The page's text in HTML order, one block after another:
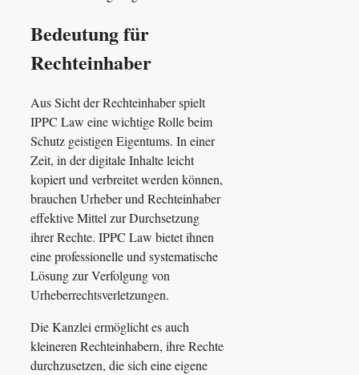
Bedeutung für
Rechteinhaber
Aus Sicht der Rechteinhaber spielt
IPPC Law eine wichtige Rolle beim
Schutz geistigen Eigentums. In einer
Zeit, in der digitale Inhalte leicht
kopiert und verbreitet werden können,
brauchen Urheber und Rechteinhaber
effektive Mittel zur Durchsetzung
ihrer Rechte. IPPC Law bietet ihnen
eine professionelle und systematische
Lösung zur Verfolgung von
Urheberrechtsverletzungen.
Die Kanzlei ermöglicht es auch
kleineren Rechteinhabern, ihre Rechte
durchzusetzen, die sich eine eigene